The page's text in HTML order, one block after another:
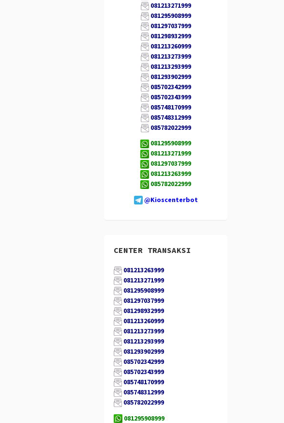
081213271999
081295908999
081297037999
081298932999
081213260999
081213273999
081213293999
081293902999
085702342999
085702343999
085748170999
085748312999
085782022999
081295908999
081213271999
081297037999
081213263999
085782022999
@Kioscenterbot
CENTER TRANSAKSI
081213263999
081213271999
081295908999
081297037999
081298932999
081213260999
081213273999
081213293999
081293902999
085702342999
085702343999
085748170999
085748312999
085782022999
081295908999